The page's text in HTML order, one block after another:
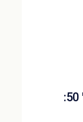
ביטוח מחלות קשות אחרי גיל 50: